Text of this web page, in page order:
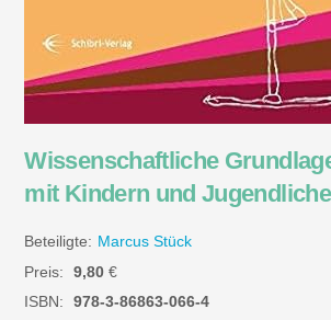
Wissenschaftliche
mit Kindern und
Beteiligte: Marcus Stück
Preis:
9,80 €
ISBN:
978-3-86863-066-4